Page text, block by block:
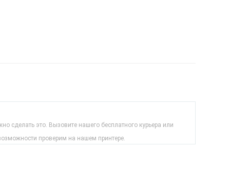
сделать это. Вызовите нашего бесплатного курьера или
проверим на нашем принтере.